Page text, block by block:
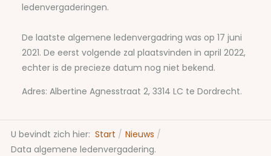
ledenvergaderingen.
De laatste algemene ledenvergadring was op 17 juni
2021. De eerst volgende zal plaatsvinden in april 2022,
echter is de precieze datum nog niet bekend.
Adres: Albertine Agnesstraat 2, 3314 LC te Dordrecht.
U bevindt zich hier: Start
Nieuws
Data algemene ledenvergadering.